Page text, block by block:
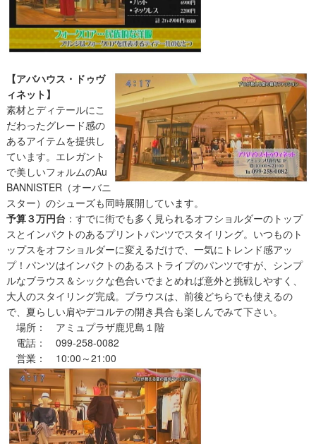
【アバハウス・ドゥヴ
ィネット】
素材とディテールにこ
だわったグレード感の
あるアイテムを提供し
ています。エレガント
で美しいフォルムのAu
BANNISTER（オーバニ
スター）のシューズも同時展開しています。
予算３万円台 ：すでに街でも多く見られるオフショルダーのトップ
スとインパクトのあるプリントパンツでスタイリング。いつものト
ップスをオフショルダーに変えるだけで、一気にトレンド感アッ
プ！パンツはインパクトのあるストライプのパンツですが、シンプ
ルなブラウス＆シックな色合いでまとめれば意外と挑戦しやすく、
大人のスタイリング完成。ブラウスは、前後どちらでも使えるの
で、夏らしい肩やデコルテの開き具合も楽しんでみて下さい。
場所： アミュプラザ鹿児島１階
電話： 099-258-0082
営業： 10:00～21:00